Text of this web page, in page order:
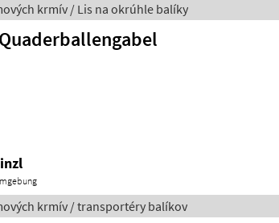
krmív / Lis na okrúhle balíky
krmív / transportéry balíkov